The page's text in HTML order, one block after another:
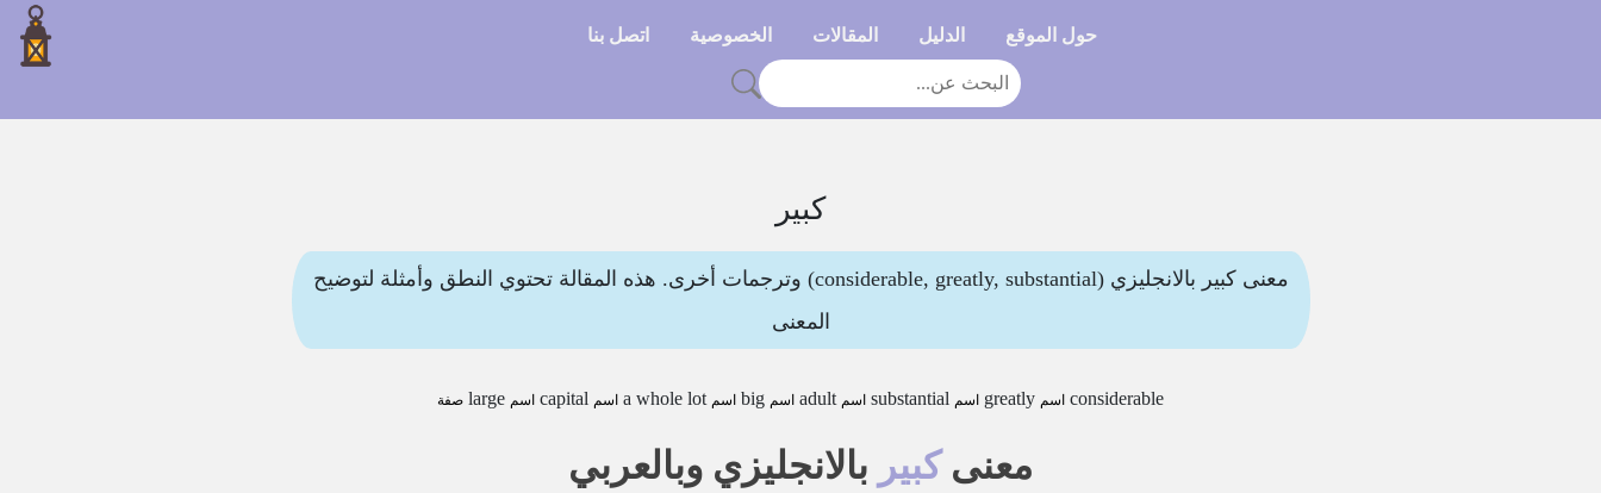
حول الموقع الدليل المقالات الخصوصية اتصل بنا
كبير
معنى كبير بالانجليزي (considerable, greatly, substantial) وترجمات أخرى. هذه المقالة تحتوي النطق وأمثلة لتوضيح
المعنى
considerable اسم greatly اسم substantial اسم adult اسم big اسم a whole lot اسم capital اسم large صفة
معنىكبير بالانجليزي وبالعربي